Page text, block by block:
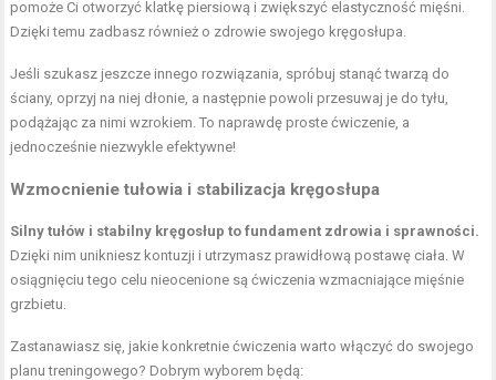
pomoże Ci otworzyć klatkę piersiową i zwiększyć elastyczność mięśni.
Dzięki temu zadbasz również o zdrowie swojego kręgosłupa.
Jeśli szukasz jeszcze innego rozwiązania, spróbuj stanąć twarzą do
ściany, oprzyj na niej dłonie, a następnie powoli przesuwaj je do tyłu,
podążając za nimi wzrokiem. To naprawdę proste ćwiczenie, a
jednocześnie niezwykle efektywne!
Wzmocnienie tułowia i stabilizacja kręgosłupa
Silny tułów i stabilny kręgosłup to fundament zdrowia i sprawności.
Dzięki nim unikniesz kontuzji i utrzymasz prawidłową postawę ciała. W
osiągnięciu tego celu nieocenione sąćwiczenia wzmacniające mięśnie
grzbietu.
Zastanawiasz się, jakie konkretnie ćwiczenia warto włączyć do swojego
planu treningowego? Dobrym wyborem będą: